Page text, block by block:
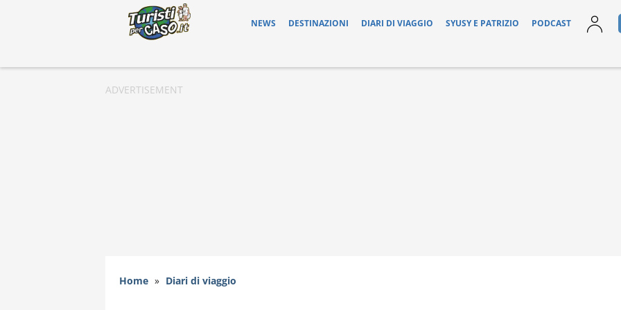
NEWS DESTINAZIONI DIARI DI VIAGGIO SYUSY E PATRIZIO PODCAST
Home » Diari di viaggio